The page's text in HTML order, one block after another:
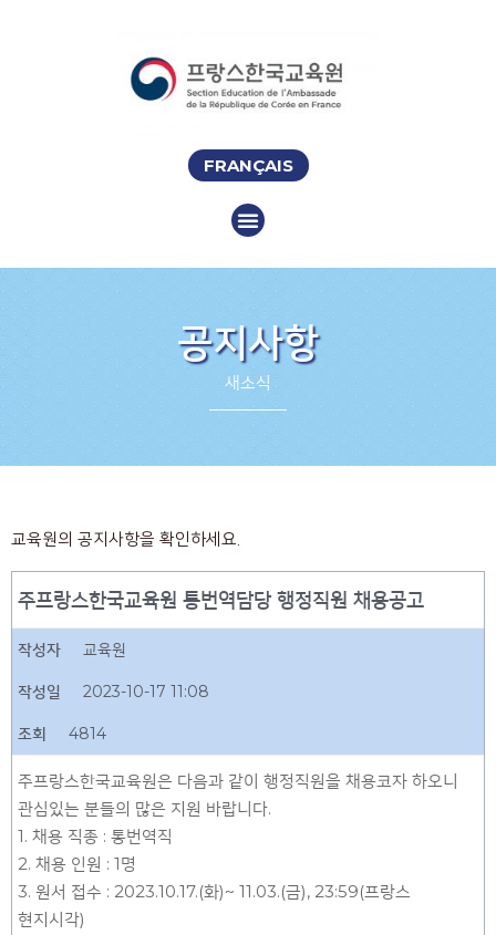
FRANÇAIS
공지사항
새소식
교육원의 공지사항을 확인하세요.
주프랑스한국교육원 통번역담당 행정직원 채용공고
작성자 교육원
작성일 2023-10-17 11:08
조회 4814
주프랑스한국교육원은 다음과 같이 행정직원을 채용코자 하오니
관심있는 분들의 많은 지원 바랍니다.
1. 채용 직종 : 통번역직
2. 채용 인원 : 1명
3. 원서 접수 : 2023.10.17.(화)~ 11.03.(금), 23:59(프랑스
현지시각)